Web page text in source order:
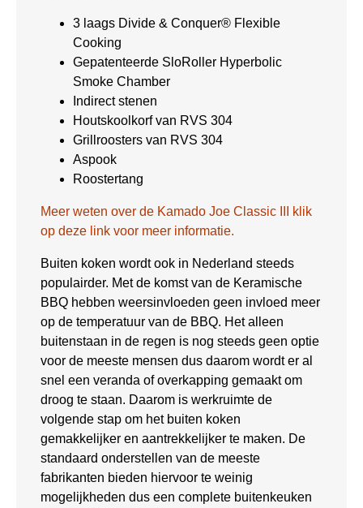
3 laags Divide & Conquer® Flexible
Cooking
Gepatenteerde SloRoller Hyperbolic
Smoke Chamber
Indirect stenen
Houtskoolkorf van RVS 304
Grillroosters van RVS 304
Aspook
Roostertang
Meer weten over de Kamado Joe Classic III klik
op deze link voor meer informatie.
Buiten koken wordt ook in Nederland steeds
populairder. Met de komst van de Keramische
BBQ hebben weersinvloeden geen invloed meer
op de temperatuur van de BBQ. Het alleen
buitenstaan in de regen is nog steeds geen optie
voor de meeste mensen dus daarom wordt er al
snel een veranda of overkapping gemaakt om
droog te staan. Daarom is werkruimte de
volgende stap om het buiten koken
gemakkelijker en aantrekkelijker te maken. De
standaard onderstellen van de meeste
fabrikanten bieden hiervoor te weinig
mogelijkheden dus een complete buitenkeuken